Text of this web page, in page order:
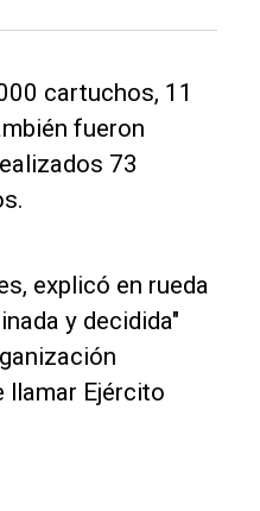
cartuchos, 11
fueron
73
explicó en rueda
y decidida"
llamar Ejército